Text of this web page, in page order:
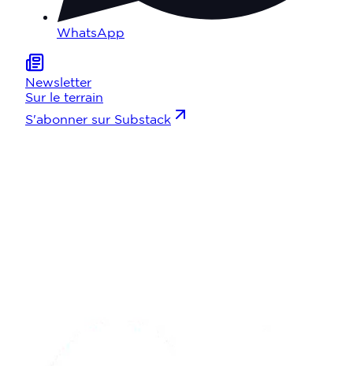
WhatsApp
Newsletter
Sur le terrain
S'abonner sur Substack